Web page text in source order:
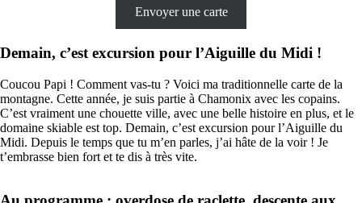
Envoyer une carte
Demain, c’est excursion pour l’Aiguille du Midi !
Coucou Papi ! Comment vas-tu ? Voici ma traditionnelle carte de la
montagne. Cette année, je suis partie à Chamonix avec les copains.
C’est vraiment une chouette ville, avec une belle histoire en plus, et le
domaine skiable est top. Demain, c’est excursion pour l’Aiguille du
Midi. Depuis le temps que tu m’en parles, j’ai hâte de la voir ! Je
t’embrasse bien fort et te dis à très vite.